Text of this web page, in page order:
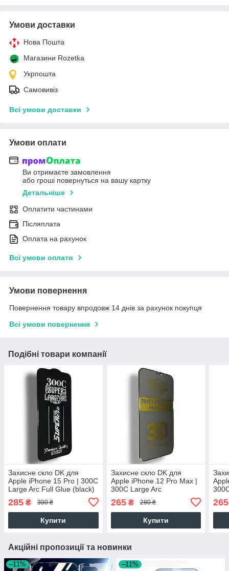
Умови доставки
Нова Пошта
Магазини Rozetka
Укрпошта
Самовивіз
Всі умови доставки
Умови оплати
Ви отримаєте замовлення
або гроші повернуться на вашу картку
Детальніше
Оплатити частинами
Післяплата
Оплата на рахунок
Всі умови оплати
Умови повернення
Повернення товару впродовж 14 днів за рахунок покупця
Всі умови повернення
Подібні товари компанії
Захисне скло DK для
Apple iPhone 15 Pro | 300C
Large Arc Full Glue (black)
285 ₴ 300 ₴
Купити
Захисне скло DK для
Apple iPhone 12 Pro Max |
300C Large Arc
(black)
265₴ 280 ₴
Купити
265
Акційні пропозиції та новинки
–11% –11%